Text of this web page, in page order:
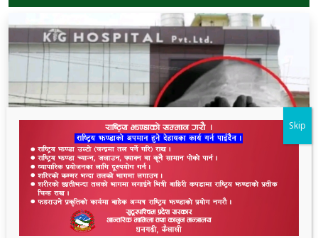
धनगढीको के जी अस्पतालमा मृत्यु प्रकरण: २२ लाखमा
केस रफादफा
Skip